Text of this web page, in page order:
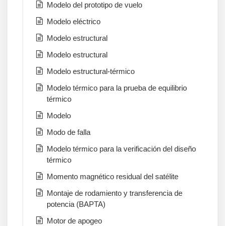
Modelo del prototipo de vuelo
Modelo eléctrico
Modelo estructural
Modelo estructural
Modelo estructural-térmico
Modelo térmico para la prueba de equilibrio
térmico
Modelo
Modo de falla
Modelo térmico para la verificación del diseño
térmico
Momento magnético residual del satélite
Montaje de rodamiento y transferencia de
potencia (BAPTA)
Motor de apogeo